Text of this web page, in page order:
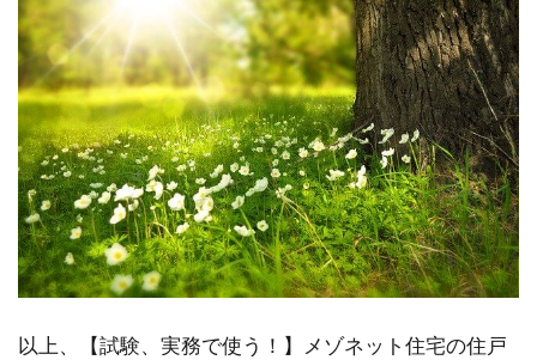
以上、【試験、実務で使う！】メゾネット住宅の住戸